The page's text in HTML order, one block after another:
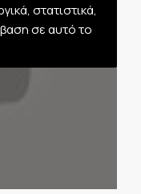
στατιστικά,
σε αυτό το